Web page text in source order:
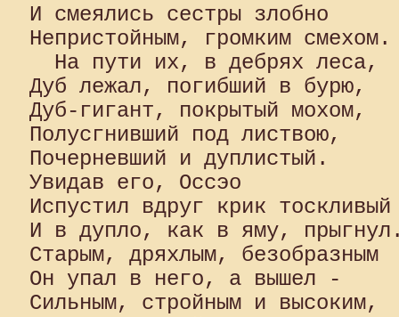
И смеялись сестры злобно
Непристойным, громким смехом.
  На пути их, в дебрях леса,
Дуб лежал, погибший в бурю,
Дуб-гигант, покрытый мохом,
Полусгнивший под листвою,
Почерневший и дуплистый.
Увидав его, Оссэо
Испустил вдруг крик
И в дупло, как в яму,
Старым, дряхлым, безобразным
Он упал в него, а вышел -
Сильным, стройным и высоким,